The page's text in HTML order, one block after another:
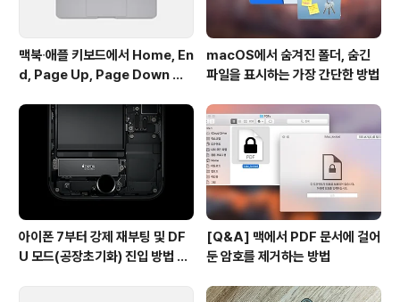
맥북∙애플 키보드에서 Home, En
d, Page Up, Page Down 키
macOS에서 숨겨진 폴더, 숨긴
파일을 표시하는 가장 간단한 방법
아이폰 7부터 강제 재부팅 및 DF
U 모드(공장초기화) 진입 방법 변
[Q&A] 맥에서 PDF 문서에 걸어
둔 암호를 제거하는 방법